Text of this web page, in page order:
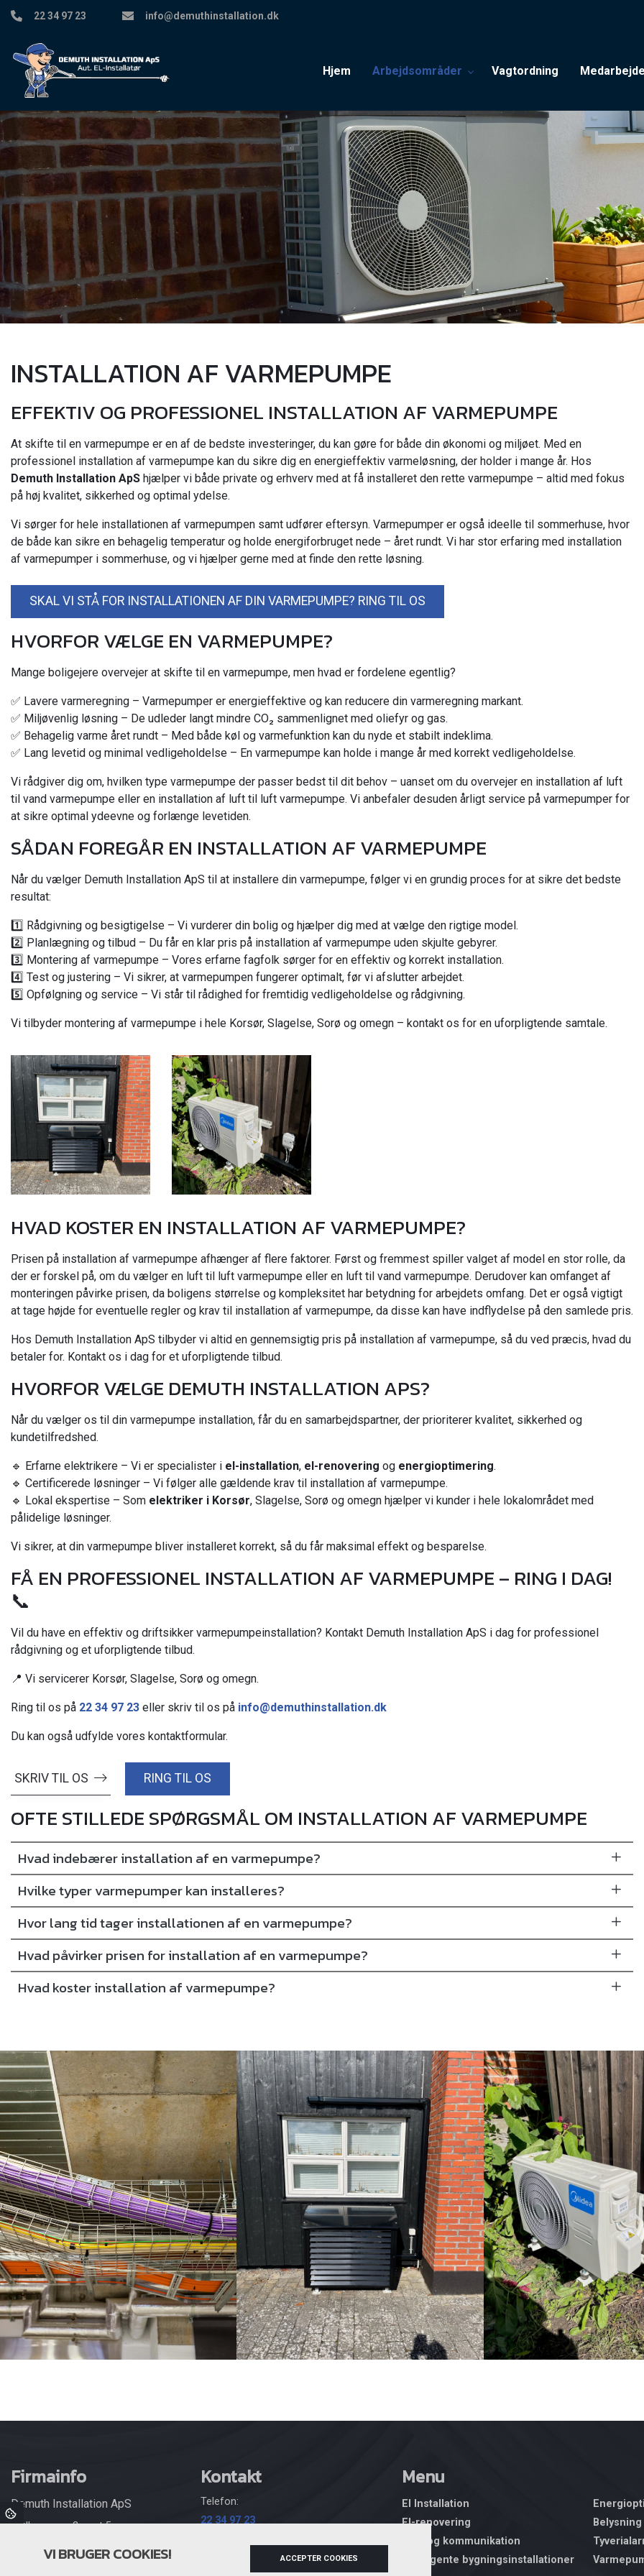
Gå
hovedindhold
22 34 97 23 info@demuthinstallation.dk
Hjem Arbejdsområder Vagtordning
INSTALLATION AF VARMEPUMPE
EFFEKTIV OG PROFESSIONEL INSTALLATION AF VARMEPUMPE
At skifte til en varmepumpe er en af de bedste investeringer, du kan gøre for både din økonomi og miljøet. Med en
professionel installation af varmepumpe kan du sikre dig en energieffektiv varmeløsning, der holder i mange år. Hos
Demuth Installation ApS hjælper vi både private og erhverv med at få installeret den rette varmepumpe – altid med fokus
på høj kvalitet, sikkerhed og optimal ydelse.
Vi sørger for hele installationen af varmepumpen samt udfører eftersyn. Varmepumper er også ideelle til sommerhuse, hvor
de både kan sikre en behagelig temperatur og holde energiforbruget nede – året rundt. Vi har stor erfaring med installation
af varmepumper i sommerhuse, og vi hjælper gerne med at finde den rette løsning.
SKAL VI STÅ FOR INSTALLATIONEN AF DIN VARMEPUMPE? RING TIL OS
HVORFOR VÆLGE EN VARMEPUMPE?
Mange boligejere overvejer at skifte til en varmepumpe, men hvad er fordelene egentlig?
✅ Lavere varmeregning – Varmepumper er energieffektive og kan reducere din varmeregning markant.
✅ Miljøvenlig løsning – De udleder langt mindre CO₂ sammenlignet med oliefyr og gas.
✅ Behagelig varme året rundt – Med både køl og varmefunktion kan du nyde et stabilt indeklima.
✅ Lang levetid og minimal vedligeholdelse – En varmepumpe kan holde i mange år med korrekt vedligeholdelse.
Vi rådgiver dig om, hvilken type varmepumpe der passer bedst til dit behov – uanset om du overvejer en installation af luft
til vand varmepumpe eller en installation af luft til luft varmepumpe. Vi anbefaler desuden årligt service på varmepumper for
at sikre optimal ydeevne og forlænge levetiden.
SÅDAN FOREGÅR EN INSTALLATION AF VARMEPUMPE
Når du vælger Demuth Installation ApS til at installere din varmepumpe, følger vi en grundig proces for at sikre det bedste
resultat:
1️⃣ Rådgivning og besigtigelse – Vi vurderer din bolig og hjælper dig med at vælge den rigtige model.
2️⃣ Planlægning og tilbud – Du får en klar pris på installation af varmepumpe uden skjulte gebyrer.
3️⃣ Montering af varmepumpe – Vores erfarne fagfolk sørger for en effektiv og korrekt installation.
4️⃣ Test og justering – Vi sikrer, at varmepumpen fungerer optimalt, før vi afslutter arbejdet.
5️⃣ Opfølgning og service – Vi står til rådighed for fremtidig vedligeholdelse og rådgivning.
Vi tilbyder montering af varmepumpe i hele Korsør, Slagelse, Sorø og omegn – kontakt os for en uforpligtende samtale.
HVAD KOSTER EN INSTALLATION AF VARMEPUMPE?
Prisen på installation af varmepumpe afhænger af flere faktorer. Først og fremmest spiller valget af model en stor rolle, da
der er forskel på, om du vælger en luft til luft varmepumpe eller en luft til vand varmepumpe. Derudover kan omfanget af
monteringen påvirke prisen, da boligens størrelse og kompleksitet har betydning for arbejdets omfang. Det er også vigtigt
at tage højde for eventuelle regler og krav til installation af varmepumpe, da disse kan have indflydelse på den samlede pris.
Hos Demuth Installation ApS tilbyder vi altid en gennemsigtig pris på installation af varmepumpe, så du ved præcis, hvad du
betaler for. Kontakt os i dag for et uforpligtende tilbud.
HVORFOR VÆLGE DEMUTH INSTALLATION APS?
Når du vælger os til din varmepumpe installation, får du en samarbejdspartner, der prioriterer kvalitet, sikkerhed og
kundetilfredshed.
🔹 Erfarne elektrikere – Vi er specialister i el-installation, el-renovering og energioptimering.
🔹 Certificerede løsninger – Vi følger alle gældende krav til installation af varmepumpe.
🔹 Lokal ekspertise – Som elektriker i Korsør, Slagelse, Sorø og omegn hjælper vi kunder i hele lokalområdet med
pålidelige løsninger.
Vi sikrer, at din varmepumpe bliver installeret korrekt, så du får maksimal effekt og besparelse.
FÅ EN PROFESSIONEL INSTALLATION AF VARMEPUMPE – RING I DAG!
📞
Vil du have en effektiv og driftsikker varmepumpeinstallation? Kontakt Demuth Installation ApS i dag for professionel
rådgivning og et uforpligtende tilbud.
📍 Vi servicerer Korsør, Slagelse, Sorø og omegn.
Ring til os på 22 34 97 23 eller skriv til os på info@demuthinstallation.dk
Du kan også udfylde vores kontaktformular.
SKRIV TIL OS RING TIL OS
OFTE STILLEDE SPØRGSMÅL OM INSTALLATION AF VARMEPUMPE
Hvad indebærer installation af en varmepumpe?
Hvilke typer varmepumper kan installeres?
Hvor lang tid tager installationen af en varmepumpe?
Hvad påvirker prisen for installation af en varmepumpe?
Hvad koster installation af varmepumpe?
Firmainfo
Demuth Installation ApS
Møllevangen 2, port 5,
Kontakt
Telefon:
22 34 97 23
info@demuthinstallation.dk
Menu
El Installation
El-renovering
Data og kommunikation
Intelligente bygningsinstallationer
Belysning
VI BRUGER COOKIES! ACCEPTER COOKIES